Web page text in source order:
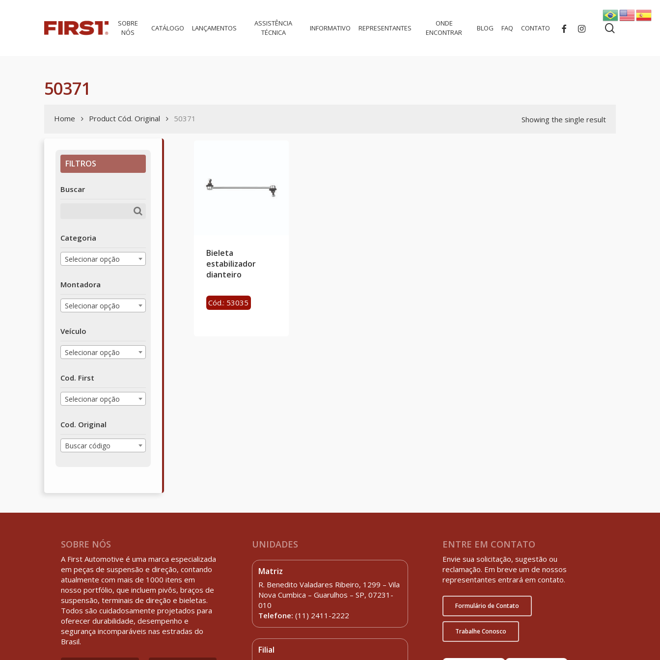
SOBRE
NÓS
CATÁLOGO LANÇAMENTOS
ASSISTÊNCIA
TÉCNICA
INFORMATIVO REPRESENTANTES
ONDE
ENCONTRAR
BLOG FAQ CONTATO FACEBOOKINSTAGRAM
50371
Showing the single result
Home Product Cód. Original 50371
FILTROS
Buscar
Categoria
Selecionar opção
Montadora
Selecionar opção
Veículo
Selecionar opção
Cod. First
Selecionar opção
Cod. Original
Buscar código
Bieleta
estabilizador
dianteiro
Cód.: 53035
SOBRE NÓS
A First Automotive é uma marca especializada
em peças de suspensão e direção, contando
atualmente com mais de 1000 itens em
nosso portfólio, que incluem pivôs, braços de
suspensão, terminais de direção e bieletas.
Todos são cuidadosamente projetados para
oferecer durabilidade, desempenho e
segurança incomparáveis nas estradas do
Brasil.
UNIDADES
Matriz
R. Benedito Valadares Ribeiro, 1299 – Vila
Nova Cumbica – Guarulhos – SP, 07231-
010
Telefone:(11) 2411-2222
Filial
ENTRE EM CONTATO
Envie sua solicitação, sugestão ou
reclamação. Em breve um de nossos
representantes entrará em contato.
Formulário de Contato
Trabalhe Conosco